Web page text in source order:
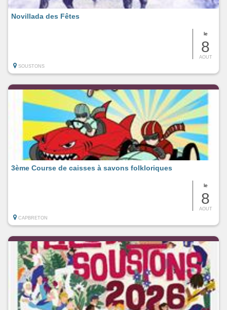
le
8
AOUT
Novillada des Fêtes
SOUSTONS
le
8
AOUT
3ème Course de caisses à savons folkloriques
CAPBRETON